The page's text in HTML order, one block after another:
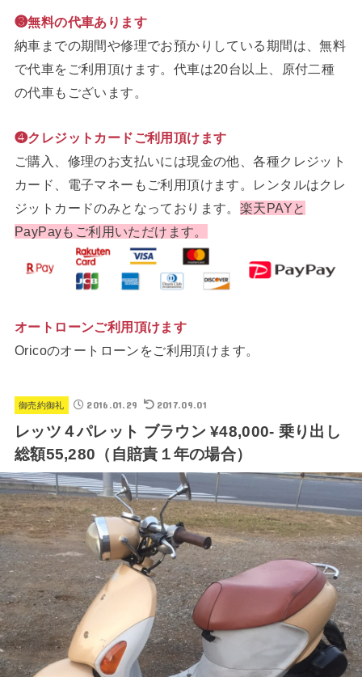
❸無料の代車あります
納車までの期間や修理でお預かりしている期間は、無料
で代車をご利用頂けます。代車は20台以上、原付二種
の代車もございます。
❹クレジットカードご利用頂けます
ご購入、修理のお支払いには現金の他、各種クレジット
カード、電子マネーもご利用頂けます。レンタルはクレ
ジットカードのみとなっております。 楽天PAYと
PayPayもご利用いただけます。
オートローンご利用頂けます
Oricoのオートローンをご利用頂けます。
御売約御礼 2016.01.29 2017.09.01
レッツ４パレット ブラウン ¥48,000- 乗り出し
総額55,280（自賠責１年の場合）